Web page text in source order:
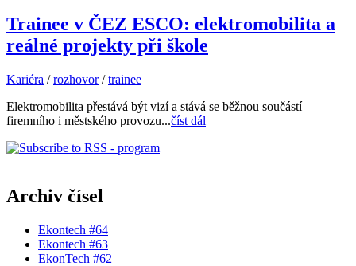
Trainee v ČEZ ESCO: elektromobilita a
reálné projekty při škole
Kariéra /rozhovor/trainee
Elektromobilita přestává být vizí a stává se běžnou součástí
firemního i městského provozu...číst dál
Archiv čísel
Ekontech #64
Ekontech #63
EkonTech #62